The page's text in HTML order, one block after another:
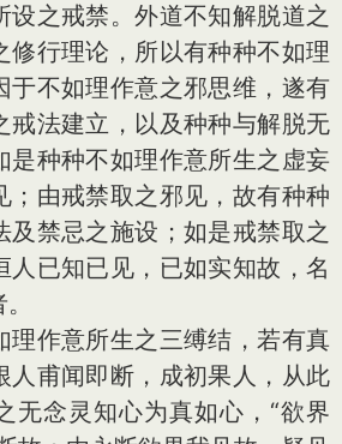
设之戒禁。外道不知解脱道之
修行理论，所以有种种不如理
于不如理作意之邪思维，遂有
戒法建立，以及种种与解脱无
是种种不如理作意所生之虚妄
；由戒禁取之邪见，故有种种
及禁忌之施设；如是戒禁取之
人已知已见，已如实知故，名
作意所生之三缚结，若有真
人甫闻即断，成初果人，从此
无念灵知心为真如心，“欲界